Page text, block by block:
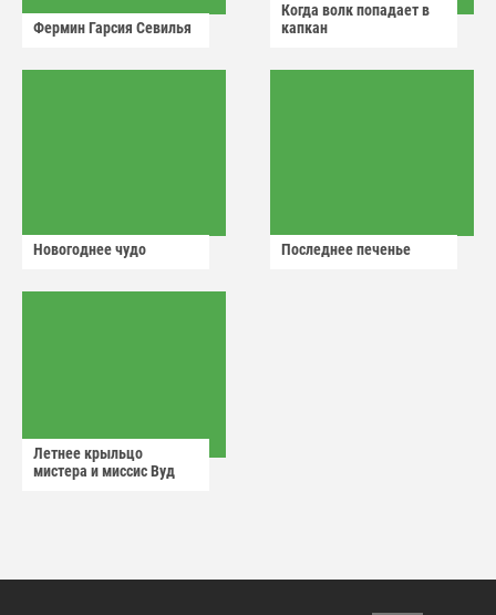
Фермин Гарсия Севилья
Когда волк попадает в
капкан
Новогоднее чудо Последнее печенье
Летнее крыльцо
мистера и миссис Вуд